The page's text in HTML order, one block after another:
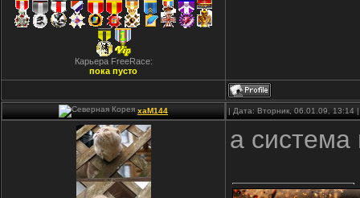
Карьера FreeRace:
пока пусто
xaM144 | Дата: Вторник, 06.01.09,
а система